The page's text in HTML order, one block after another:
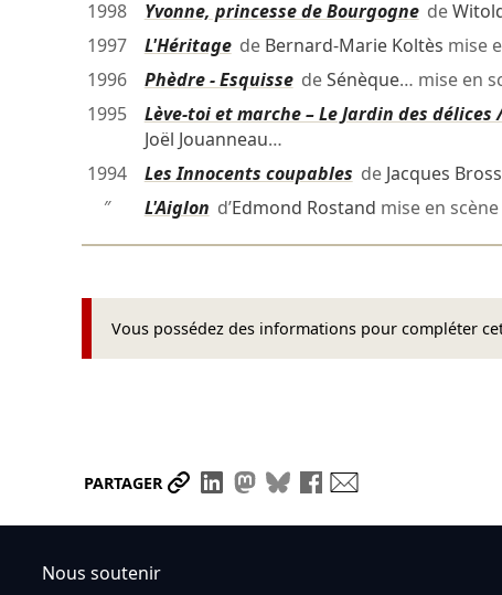
1998
Yvonne, princesse de Bourgognede
1997
L'Héritagede Bernard-Marie Koltès mise
1996
Phèdre - EsquissedeSénèque… mise en
1995
Lève-toi et marche – Le Jardin des
Joël Jouanneau…
1994
Les Innocents coupables de Jacques
″
L'Aiglon d’Edmond Rostand mise en scène
Vous possédez des informations pour compléter
PARTAGER Partager le lien
Partager sur LinkedIn
Partager sur Mastodon
Partager sur Bluesky
Partager sur
Nous soutenir